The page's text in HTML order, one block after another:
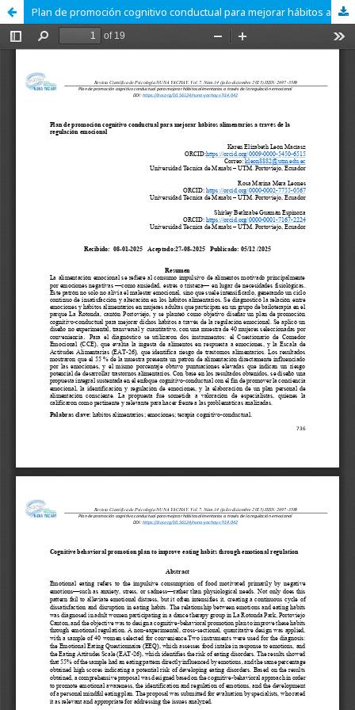
Plan de promoción cognitivo conductual para mejorar hábitos alimentarios a través de la regulación emocional